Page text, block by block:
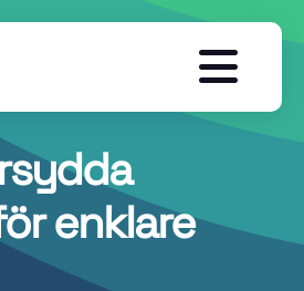
enklare